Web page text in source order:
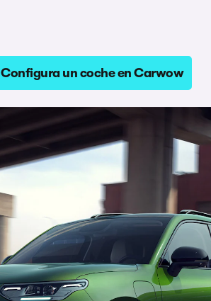
Configura un coche en Carwow